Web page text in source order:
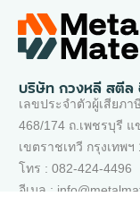
บริษัท กวงหลี สตีล
เลขประจำตัวผู้เสียภา
468/174 ถ.เพชรบุรี
เขตราชเทวี กรุงเทพฯ
โทร : 082-424-4496
อีเมล :